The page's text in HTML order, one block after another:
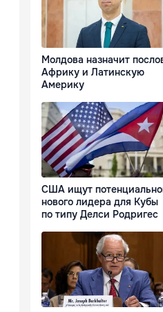
Молдова назначит
Африку и Латинскую
Америку
США ищут
нового лидера для Кубы
по типу Делси Родригес